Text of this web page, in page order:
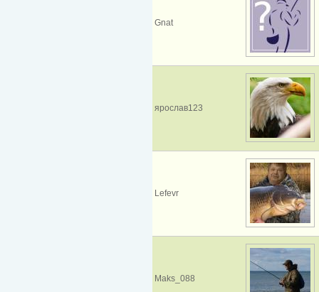
Gnat
ярослав123
Lefevr
Maks_088